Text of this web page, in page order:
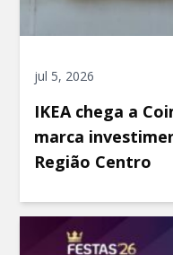
jul 5, 2026
IKEA chega a
marca
Região Centro